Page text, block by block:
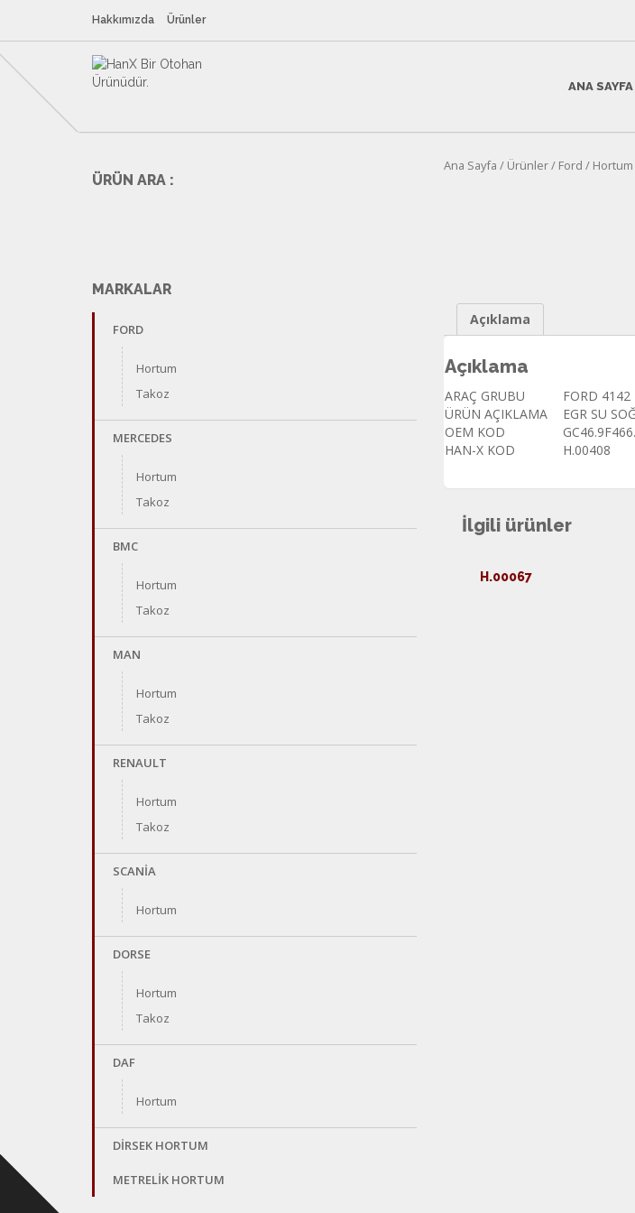
Hakkımızda Ürünler
ANA SAYFA
ÜRÜN ARA :
MARKALAR
FORD
Hortum
Takoz
MERCEDES
Hortum
Takoz
BMC
Hortum
Takoz
MAN
Hortum
Takoz
RENAULT
Hortum
Takoz
SCANİA
Hortum
DORSE
Hortum
Takoz
DAF
Hortum
DİRSEK HORTUM
METRELİK HORTUM
Ana Sayfa / Ürünler/ Ford / Hortum
Açıklama
Açıklama
ARAÇ GRUBU
FORD 4142
ÜRÜN AÇIKLAMA
EGR SU
OEM KOD
HAN-X KOD
H.00408
İlgili ürünler
H.00067